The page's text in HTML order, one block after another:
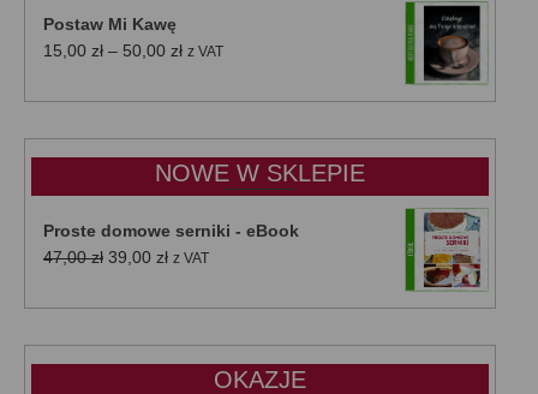
Postaw Mi Kawę
15,00 zł – 50,00 złZakres
od
do
50,00 zł
z VAT
NOWE W SKLEPIE
Proste domowe serniki - eBook
47,00zł Pierwotna
wynosiła:
39,00 złAktualna
wynosi:
z VAT
OKAZJE